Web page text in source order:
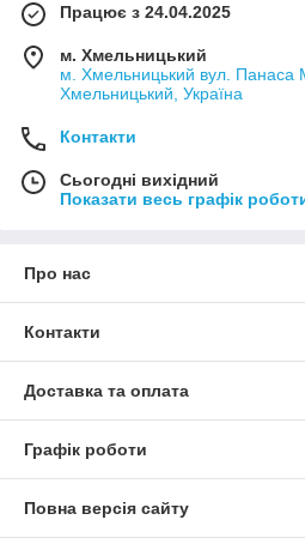
Працює з 24.04.2025
м. Хмельницький
м. Хмельницький вул. Панаса
Хмельницький, Україна
Контакти
Сьогодні вихідний
Показати весь графік
Про нас
Контакти
Доставка та оплата
Графік роботи
Повна версія сайту